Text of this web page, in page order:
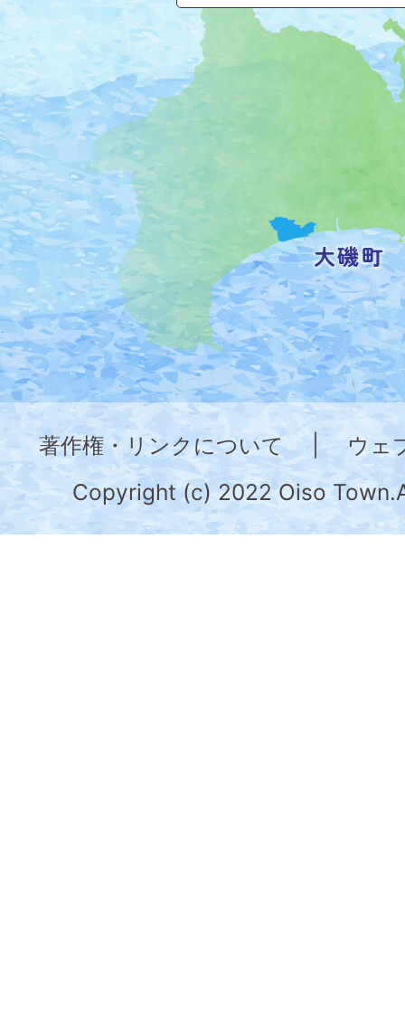
磯
町
の
位
置
を
記
し
た
地
図。
神
奈
川
県
の
著作権・リンクについて
ウェ
Copyright (c) 2022 Oiso